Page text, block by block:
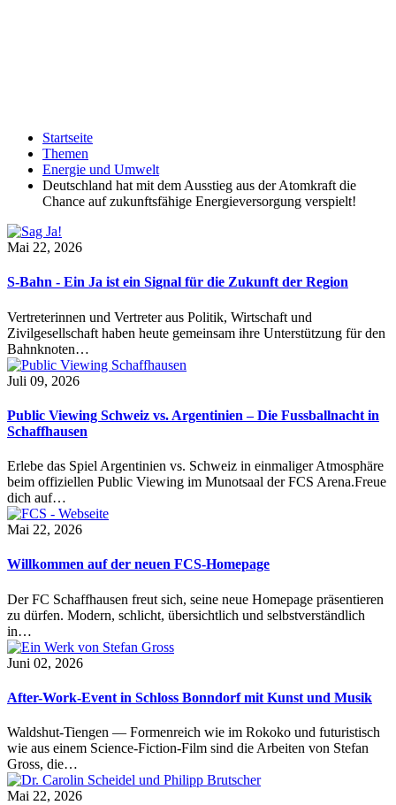
Startseite
Themen
Energie und Umwelt
Deutschland hat mit dem Ausstieg aus der Atomkraft die
Chance auf zukunftsfähige Energieversorgung verspielt!
Mai 22, 2026
S-Bahn - Ein Ja ist ein Signal für die Zukunft der Region
Vertreterinnen und Vertreter aus Politik, Wirtschaft und
Zivilgesellschaft haben heute gemeinsam ihre Unterstützung für den
Bahnknoten…
Juli 09, 2026
Public Viewing Schweiz vs. Argentinien – Die Fussballnacht in
Schaffhausen
Erlebe das Spiel Argentinien vs. Schweiz in einmaliger Atmosphäre
beim offiziellen Public Viewing im Munotsaal der FCS Arena.Freue
dich auf…
Mai 22, 2026
Willkommen auf der neuen FCS-Homepage
Der FC Schaffhausen freut sich, seine neue Homepage präsentieren
zu dürfen. Modern, schlicht, übersichtlich und selbstverständlich
in…
Juni 02, 2026
After-Work-Event in Schloss Bonndorf mit Kunst und Musik
Waldshut-Tiengen — Formenreich wie im Rokoko und futuristisch
wie aus einem Science-Fiction-Film sind die Arbeiten von Stefan
Gross, die…
Mai 22, 2026